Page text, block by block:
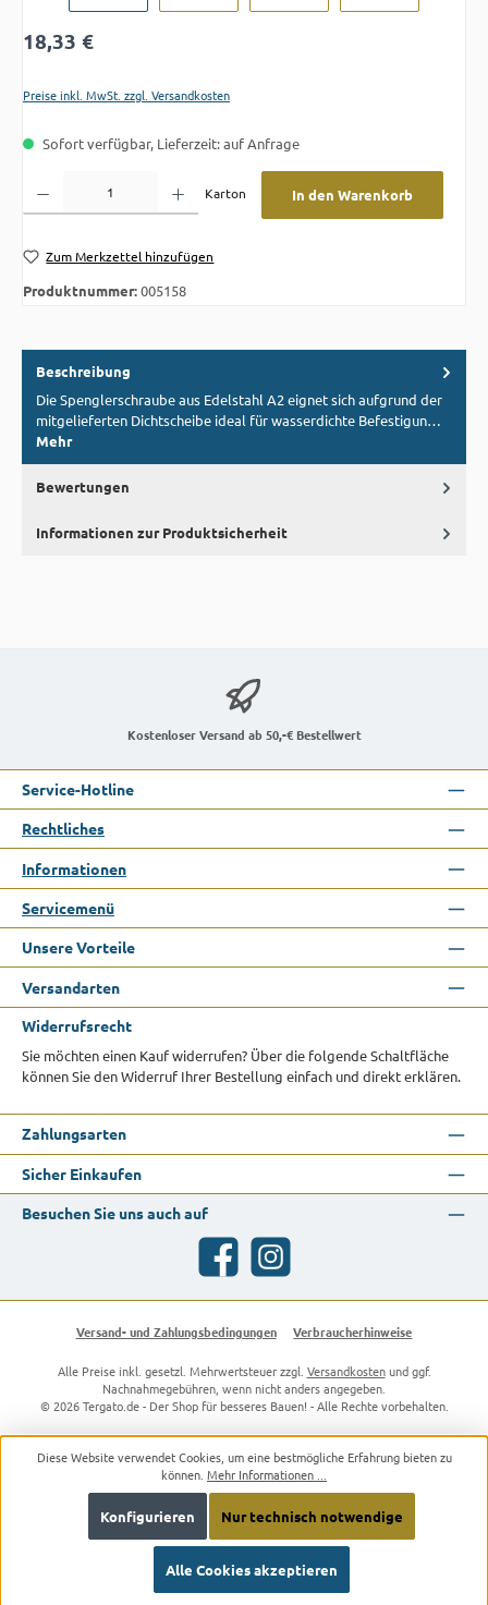
Regulärer Preis:
18,33 €
Preise inkl. MwSt. zzgl. Versandkosten
Sofort verfügbar, Lieferzeit: auf Anfrage
Karton
In den Warenkorb
Zum Merkzettel hinzufügen
Produktnummer:005158
Beschreibung
Die Spenglerschraube aus Edelstahl A2 eignet sich aufgrund der
mitgelieferten Dichtscheibe ideal für wasserdichte Befestigun…
Mehr
Bewertungen
Informationen zur Produktsicherheit
Kostenloser Versand ab 50,-€ Bestellwert
Service-Hotline
Rechtliches
Informationen
Servicemenü
Unsere Vorteile
Versandarten
Widerrufsrecht
Sie möchten einen Kauf widerrufen? Über die folgende Schaltfläche
können Sie den Widerruf Ihrer Bestellung einfach und direkt erklären.
Zahlungsarten
Sicher Einkaufen
Besuchen Sie uns auch auf
Facebook Instagram
Versand- und Zahlungsbedingungen Verbraucherhinweise
Alle Preise inkl. gesetzl. Mehrwertsteuer zzgl. Versandkostenund ggf.
Nachnahmegebühren, wenn nicht anders angegeben.
© 2026 Tergato.de - Der Shop für besseres Bauen! - Alle Rechte vorbehalten.
Diese Website verwendet Cookies, um eine bestmögliche Erfahrung bieten zu
können. Mehr Informationen ...
Nur technisch notwendige
Konfigurieren
Alle Cookies akzeptieren